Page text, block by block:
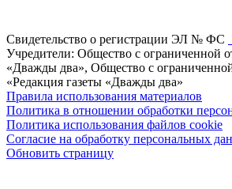
Свидетельство о регистрации ЭЛ № ФС
Учредители: Общество с ограниченной
«Дважды два», Общество с
«Редакция газеты «Дважды два»
Правила использования материалов
Политика в отношении обработки
Политика использования файлов cookie
Согласие на обработку персональных
Обновить страницу